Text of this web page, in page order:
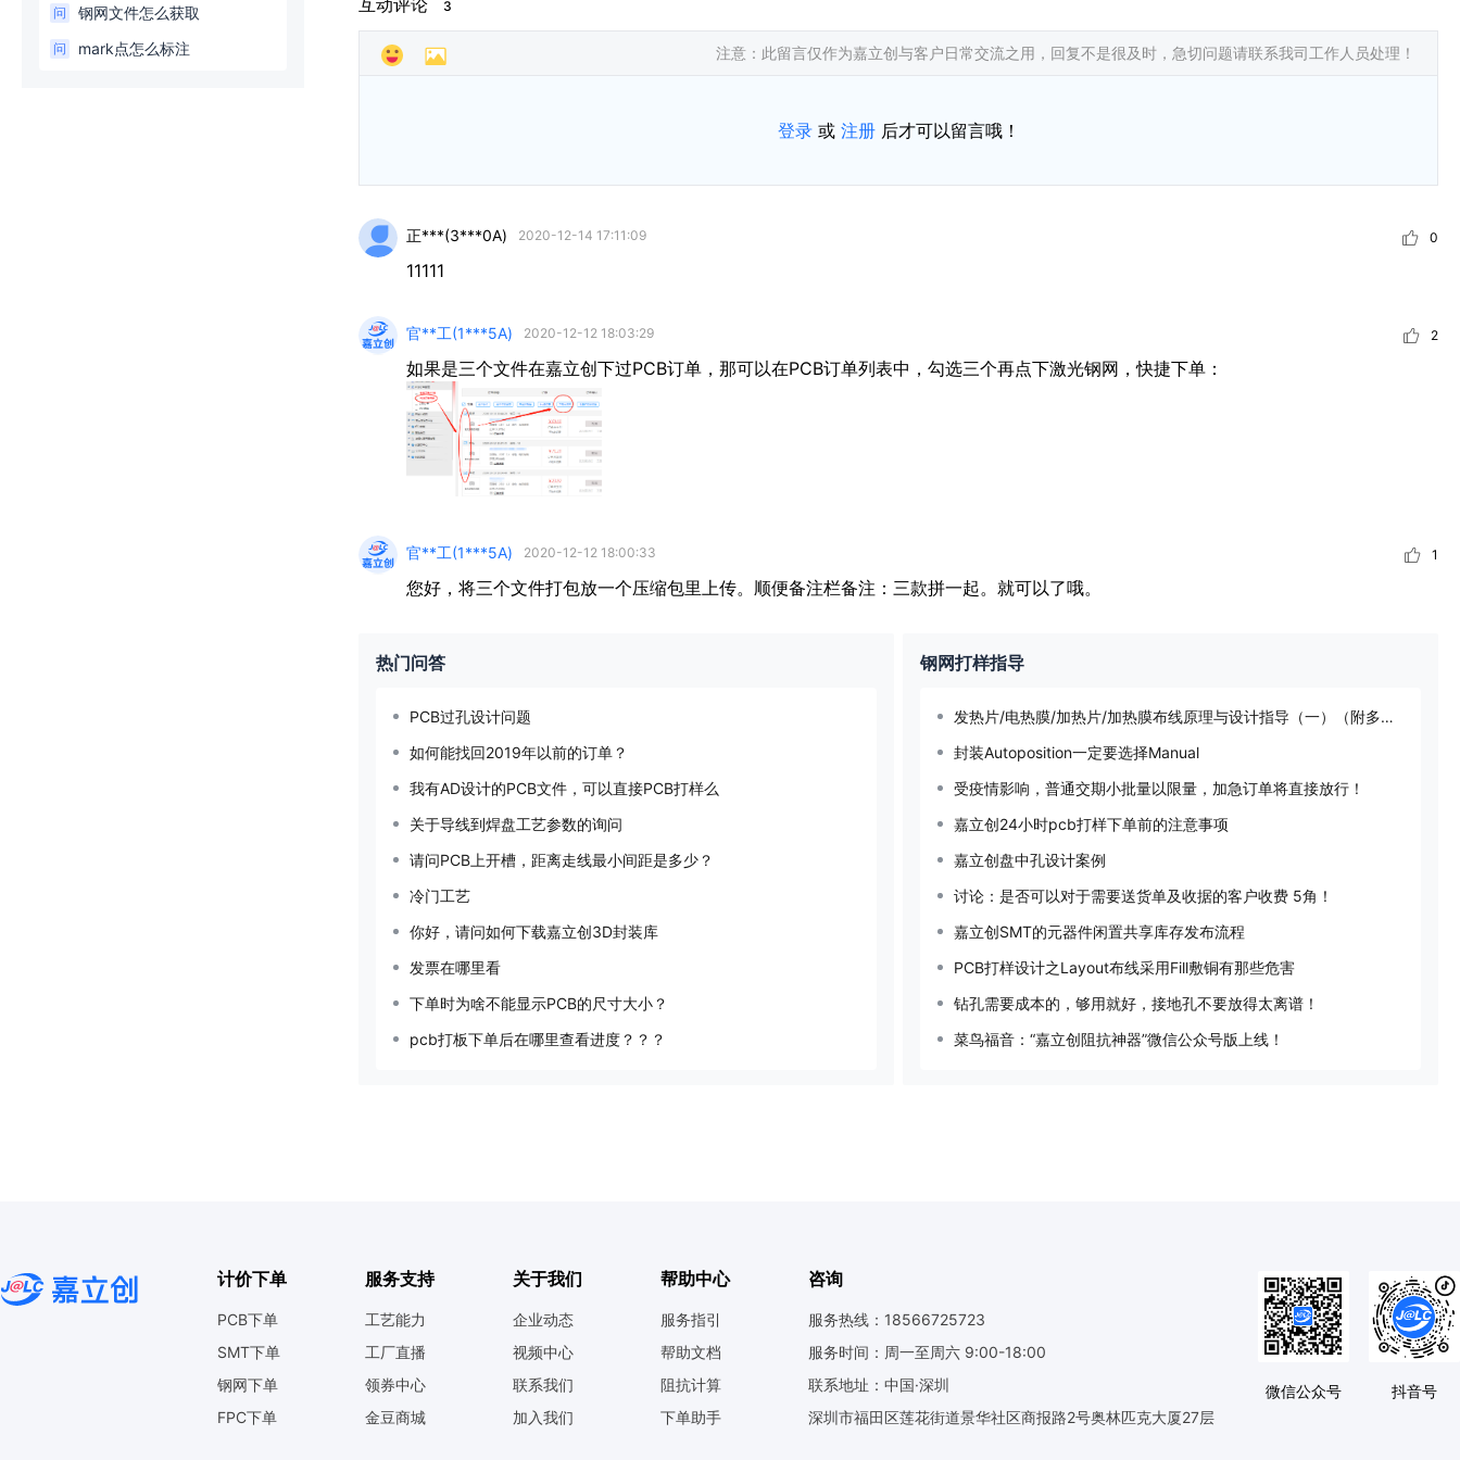
问 钢网文件怎么获取
问 mark点怎么标注
互动评论 3
注意：此留言仅作为嘉立创与客户日常交流之用，回复不是很及时，急切问题请联系我司工作人员处理！
登录或 注册后才可以留言哦！
正***(3***0A) 2020-12-14 17:11:09 0
11111
官**工(1***5A) 2020-12-12 18:03:29 2
如果是三个文件在嘉立创下过PCB订单，那可以在PCB订单列表中，勾选三个再点下激光钢网，快捷下单：
官**工(1***5A) 2020-12-12 18:00:33 1
您好，将三个文件打包放一个压缩包里上传。顺便备注栏备注：三款拼一起。就可以了哦。
热门问答
PCB过孔设计问题
如何能找回2019年以前的订单？
我有AD设计的PCB文件，可以直接PCB打样么
关于导线到焊盘工艺参数的询问
请问PCB上开槽，距离走线最小间距是多少？
冷门工艺
你好，请问如何下载嘉立创3D封装库
发票在哪里看
下单时为啥不能显示PCB的尺寸大小？
pcb打板下单后在哪里查看进度？？？
钢网打样指导
发热片/电热膜/加热片/加热膜布线原理与设计指导（一）（附多种发热基材的电阻率列表）
封装Autoposition一定要选择Manual
受疫情影响，普通交期小批量以限量，加急订单将直接放行！
嘉立创24小时pcb打样下单前的注意事项
嘉立创盘中孔设计案例
讨论：是否可以对于需要送货单及收据的客户收费 5角！
嘉立创SMT的元器件闲置共享库存发布流程
PCB打样设计之Layout布线采用Fill敷铜有那些危害
钻孔需要成本的，够用就好，接地孔不要放得太离谱！
菜鸟福音：“嘉立创阻抗神器”微信公众号版上线！
计价下单
PCB下单
SMT下单
钢网下单
FPC下单
服务支持
工艺能力
工厂直播
领券中心
金豆商城
关于我们
企业动态
视频中心
联系我们
加入我们
帮助中心
服务指引
帮助文档
阻抗计算
下单助手
咨询
服务热线：18566725723
服务时间：周一至周六 9:00-18:00
联系地址：中国·深圳
深圳市福田区莲花街道景华社区商报路2号奥林匹克大厦27层
微信公众号 抖音号